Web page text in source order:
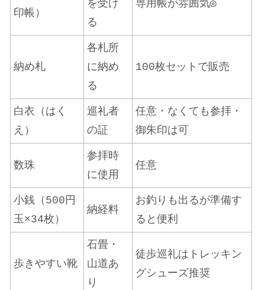
印帳）
を受け
る
専用帳が雰囲気◎
納め札
各札所
に納め
る
100枚セットで販売
白衣（はく
え）
巡礼者
の証
任意・なくても参拝・
御朱印は可
数珠
参拝時
に使用
任意
小銭（500円
玉×34枚）
納経料
お釣りも出るが準備す
ると便利
歩きやすい靴
石畳・
山道あ
り
徒歩巡礼はトレッキン
グシューズ推奨